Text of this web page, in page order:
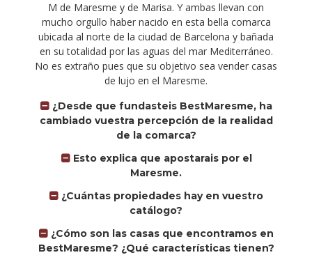
M de Maresme y de Marisa. Y ambas llevan con
mucho orgullo haber nacido en esta bella comarca
ubicada al norte de la ciudad de Barcelona y bañada
en su totalidad por las aguas del mar Mediterráneo.
No es extraño pues que su objetivo sea vender casas
de lujo en el Maresme.
¿Desde que fundasteis BestMaresme, ha
cambiado vuestra percepción de la realidad
de la comarca?
Esto explica que apostarais por el
Maresme.
¿Cuántas propiedades hay en vuestro
catálogo?
¿Cómo son las casas que encontramos en
BestMaresme? ¿Qué características tienen?